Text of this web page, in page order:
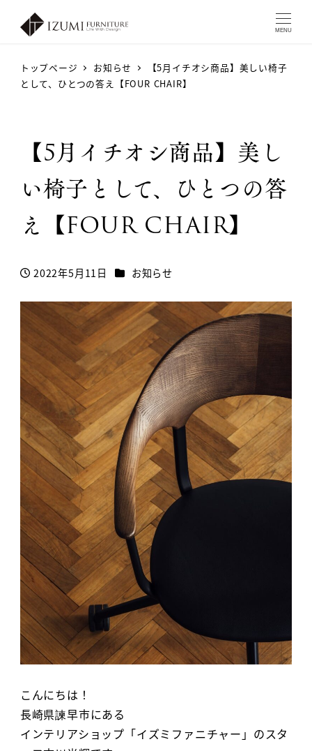
MENU
トップページ お知らせ
【5月イチオシ商品】美しい椅子
として、ひとつの答え【FOUR CHAIR】
【5月イチオシ商品】美し
い椅子として、ひとつの答
え【FOUR CHAIR】
投稿日
2022年5月11日 カテゴリー
お知らせ
こんにちは！
長崎県諫早市にある
インテリアショップ「イズミファニチャー」のスタ